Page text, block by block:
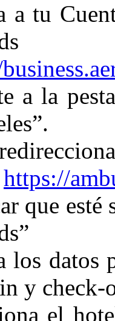
a tu
a la
https://
que esté
los datos
y check-
el